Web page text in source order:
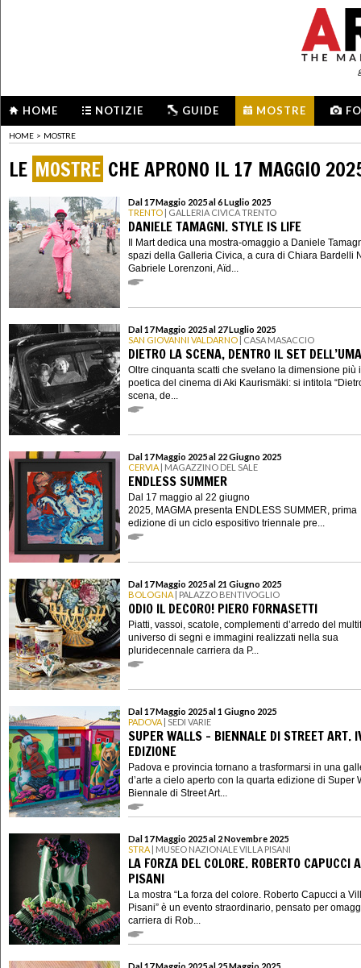
HOME NOTIZIE GUIDE MOSTRE
HOME > MOSTRE
LE MOSTRE CHE APRONO IL 17 MAGGIO
Dal 17 Maggio 2025 al 6 Luglio 2025
TRENTO | GALLERIA CIVICA TRENTO
DANIELE TAMAGNI. STYLE IS LIFE
Il Mart dedica una mostra-omaggio a Daniele
spazi della Galleria Civica, a cura di Chiara Bardelli
Gabriele Lorenzoni, Aïd...
Dal 17 Maggio 2025 al 27 Luglio 2025
SAN GIOVANNI VALDARNO | CASA MASACCIO
DIETRO LA SCENA, DENTRO IL SET
Oltre cinquanta scatti che svelano la dimensione più
poetica del cinema di Aki Kaurismäki: si intitola
scena, de...
Dal 17 Maggio 2025 al 22 Giugno 2025
CERVIA | MAGAZZINO DEL SALE
ENDLESS SUMMER
Dal 17 maggio al 22 giugno
2025, MAGMA presenta ENDLESS SUMMER, prima
edizione di un ciclo espositivo triennale pre...
Dal 17 Maggio 2025 al 21 Giugno 2025
BOLOGNA | PALAZZO BENTIVOGLIO
ODIO IL DECORO! PIERO FORNASETTI
Piatti, vassoi, scatole, complementi d’arredo del
universo di segni e immagini realizzati nella sua
pluridecennale carriera da P...
Dal 17 Maggio 2025 al 1 Giugno 2025
PADOVA | SEDI VARIE
SUPER WALLS - BIENNALE DI STREET ART.
EDIZIONE
Padova e provincia tornano a trasformarsi in una
d’arte a cielo aperto con la quarta edizione di Super
Biennale di Street Art...
Dal 17 Maggio 2025 al 2 Novembre 2025
STRA | MUSEO NAZIONALE VILLA PISANI
LA FORZA DEL COLORE. ROBERTO CAPUCCI
PISANI
La mostra “La forza del colore. Roberto Capucci a
Pisani” è un evento straordinario, pensato per
carriera di Rob...